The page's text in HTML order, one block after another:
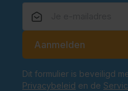
Aanmelden
Dit formulier is beveiligd
Privacybeleid en de